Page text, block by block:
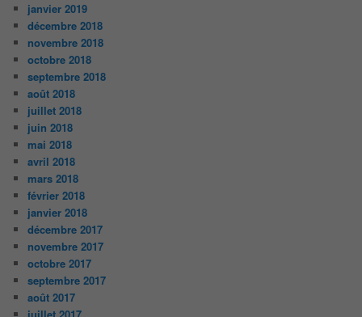
janvier 2019
décembre 2018
novembre 2018
octobre 2018
septembre 2018
août 2018
juillet 2018
juin 2018
mai 2018
avril 2018
mars 2018
février 2018
janvier 2018
décembre 2017
novembre 2017
octobre 2017
septembre 2017
août 2017